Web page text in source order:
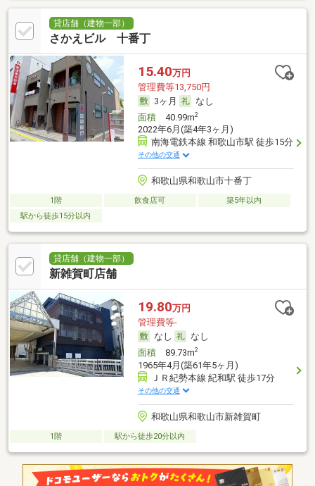
貸店舗（建物一部）
さかえビル 十番丁
15.40万円
管理費等13,750円
3ヶ月
なし
面積40.99m2
2022年6月(築4年3ヶ月)
南海電鉄本線 和歌山市駅 徒歩15分
その他の交通
和歌山県和歌山市十番丁
1階 飲食店可
築5年以内
駅から徒歩15分以内
貸店舗（建物一部）
新雑賀町店舗
19.80万円
管理費等-
なし
なし
面積89.73m2
1965年4月(築61年5ヶ月)
ＪＲ紀勢本線 紀和駅 徒歩17分
その他の交通
和歌山県和歌山市新雑賀町
1階 駅から徒歩20分以内